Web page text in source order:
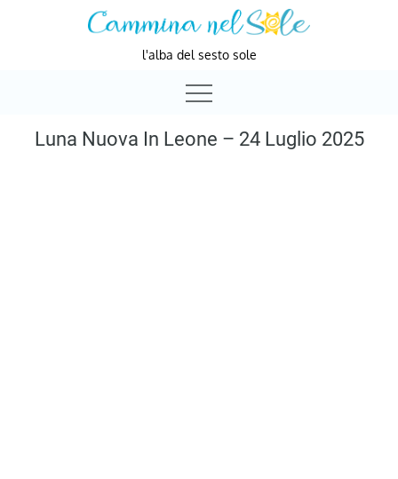
l'alba del sesto sole
Luna Nuova In Leone – 24 Luglio 2025